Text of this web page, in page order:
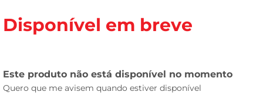
Disponível em breve
vinho
tv